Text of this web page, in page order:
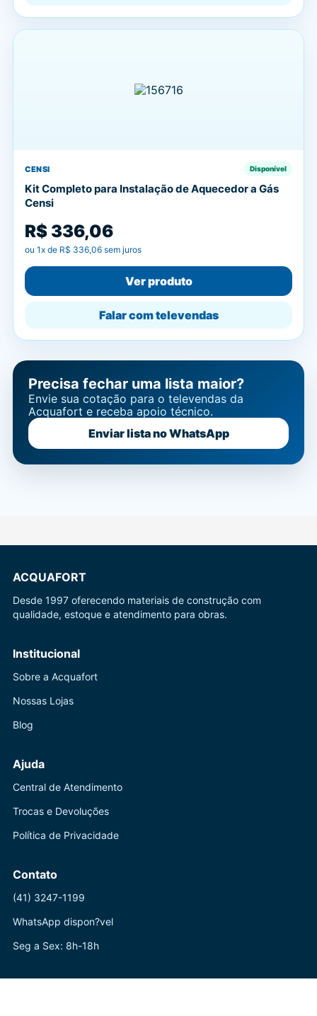
CENSI Disponível
Kit Completo para Instalação de Aquecedor a Gás
Censi
R$ 336,06
ou 1x de R$ 336,06 sem juros
Ver produto
Falar com televendas
Precisa fechar uma lista maior?
Envie sua cotação para o televendas da
Acquafort e receba apoio técnico.
Enviar lista no WhatsApp
ACQUAFORT
Desde 1997 oferecendo materiais de construção com
qualidade, estoque e atendimento para obras.
Institucional
Sobre a Acquafort
Nossas Lojas
Blog
Ajuda
Central de Atendimento
Trocas e Devoluções
Política de Privacidade
Contato
(41) 3247-1199
WhatsApp dispon?vel
Seg a Sex: 8h-18h